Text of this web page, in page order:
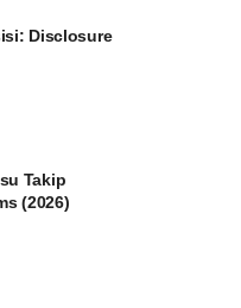
Disclosure
Takip
(2026)